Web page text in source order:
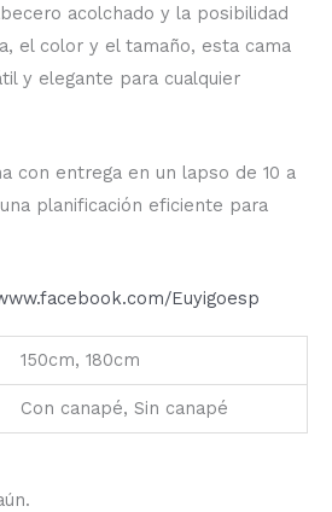
acolchado y la posibilidad
el color y el tamaño, esta cama
y elegante para cualquier
con entrega en un lapso de 10 a
planificación eficiente para
Euyigoesp
150cm, 180cm
Con canapé, Sin canapé